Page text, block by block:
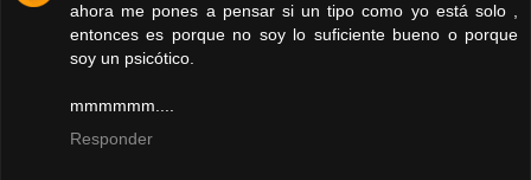
ahora me pones a pensar si un tipo como yo está solo ,
entonces es porque no soy lo suficiente bueno o porque
soy un psicótico.
mmmmmm....
Responder